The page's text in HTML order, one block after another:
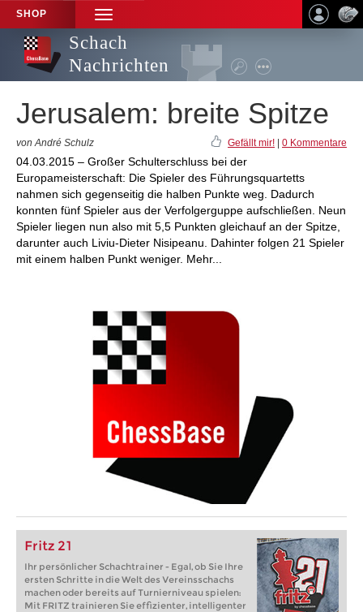
SHOP
TOGGLE
NAVIGATION
Schach
Nachrichten
Jerusalem: breite Spitze
von André Schulz Gefällt mir! 0 Kommentare
04.03.2015 – Großer Schulterschluss bei der
Europameisterschaft: Die Spieler des Führungsquartetts
nahmen sich gegenseitig die halben Punkte weg. Dadurch
konnten fünf Spieler aus der Verfolgerguppe aufschließen. Neun
Spieler liegen nun also mit 5,5 Punkten gleichauf an der Spitze,
darunter auch Liviu-Dieter Nisipeanu. Dahinter folgen 21 Spieler
mit einem halben Punkt weniger. Mehr...
Fritz 21
Ihr persönlicher Schachtrainer - Egal, ob Sie Ihre
ersten Schritte in die Welt des Vereinsschachs
machen oder bereits auf Turnierniveau spielen:
Mit FRITZ trainieren Sie effizienter, intelligenter